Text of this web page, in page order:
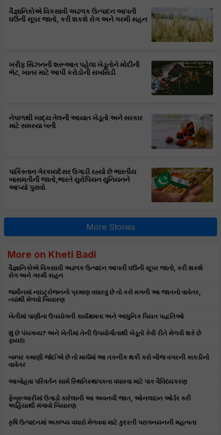
વૈજ્ઞાનિકોએ વિકસાવી અઢળક ઉત્પાદન આપતી
ઘઉંની સૂપર જાતો, કરી શકશે રોગ અને ગરમી સહન
ખરીફ સિઝનની શરૂઆત પહેલા ખેડૂતોને મોદીની
ભેટ, ખાતર માટે આપી કરોડોની સબસિડી
નેપાળથી ખાદ્ય તેલની આયાત ખેડૂતો અને સરકાર
માટે સમસ્યા બની
પાકિસ્તાન ગેરકાયદેસર ઉગાડી રહ્યો છે ભારતીય
બાસમતીની જાતો,ભારતે યુરોપિયન યુનિયનને
આપ્યો પુરાવો
More Stories
More on Kheti Badi
વૈજ્ઞાનિકોએ વિકસાવી અઢળક ઉત્પાદન આપતી ઘઉંની સૂપર જાતો, કરી શકશે
રોગ અને ગરમી સહન
જમીનમાં નાઇટ્રોજનનો પ્રમાણ વધારવું છે તો કરો મગની આ જાતનો વાવેતર,
ત્યાંથી મેળવો બિયારણ
ખેતીમાં પાણીના ઉપયોગની કાર્યક્ષમતા અને આધુનિક પિયત પદ્ધતિઓ
શું છે પંચગવ્ય? અને ખેતીમાં તેની ઉપયોગીતાથી ખેડૂતો કેવી રીતે મેળવી શકે છે
ફાયદા
બમ્પર કમાણી જોઈએ છે તો માર્ચમાં આ તકનીક થકી કરો બીજ વગરની કાકડીનો
વાવેતર
આબોહવા પરિવર્તન સામે સ્થિતિસ્થાપકતા વધારવા માટે પાક વૈવિધ્યકરણ
ફેબ્રુઆરીમાં ઉગાડો કારેલાની આ અવનવી જાત, ઓનલાઇન ઓર્ડર કરી
અહિંયાથી મંગાવો બિયારણ
કૃષિ ઉત્પાદનમાં અક્લ્પ્ય વધારો મેળવવા માટે કુદરતી પરાગનયનની મહત્વતા